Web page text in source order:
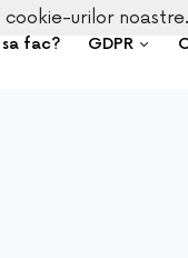
sa fac? GDPR
urilor noastre.